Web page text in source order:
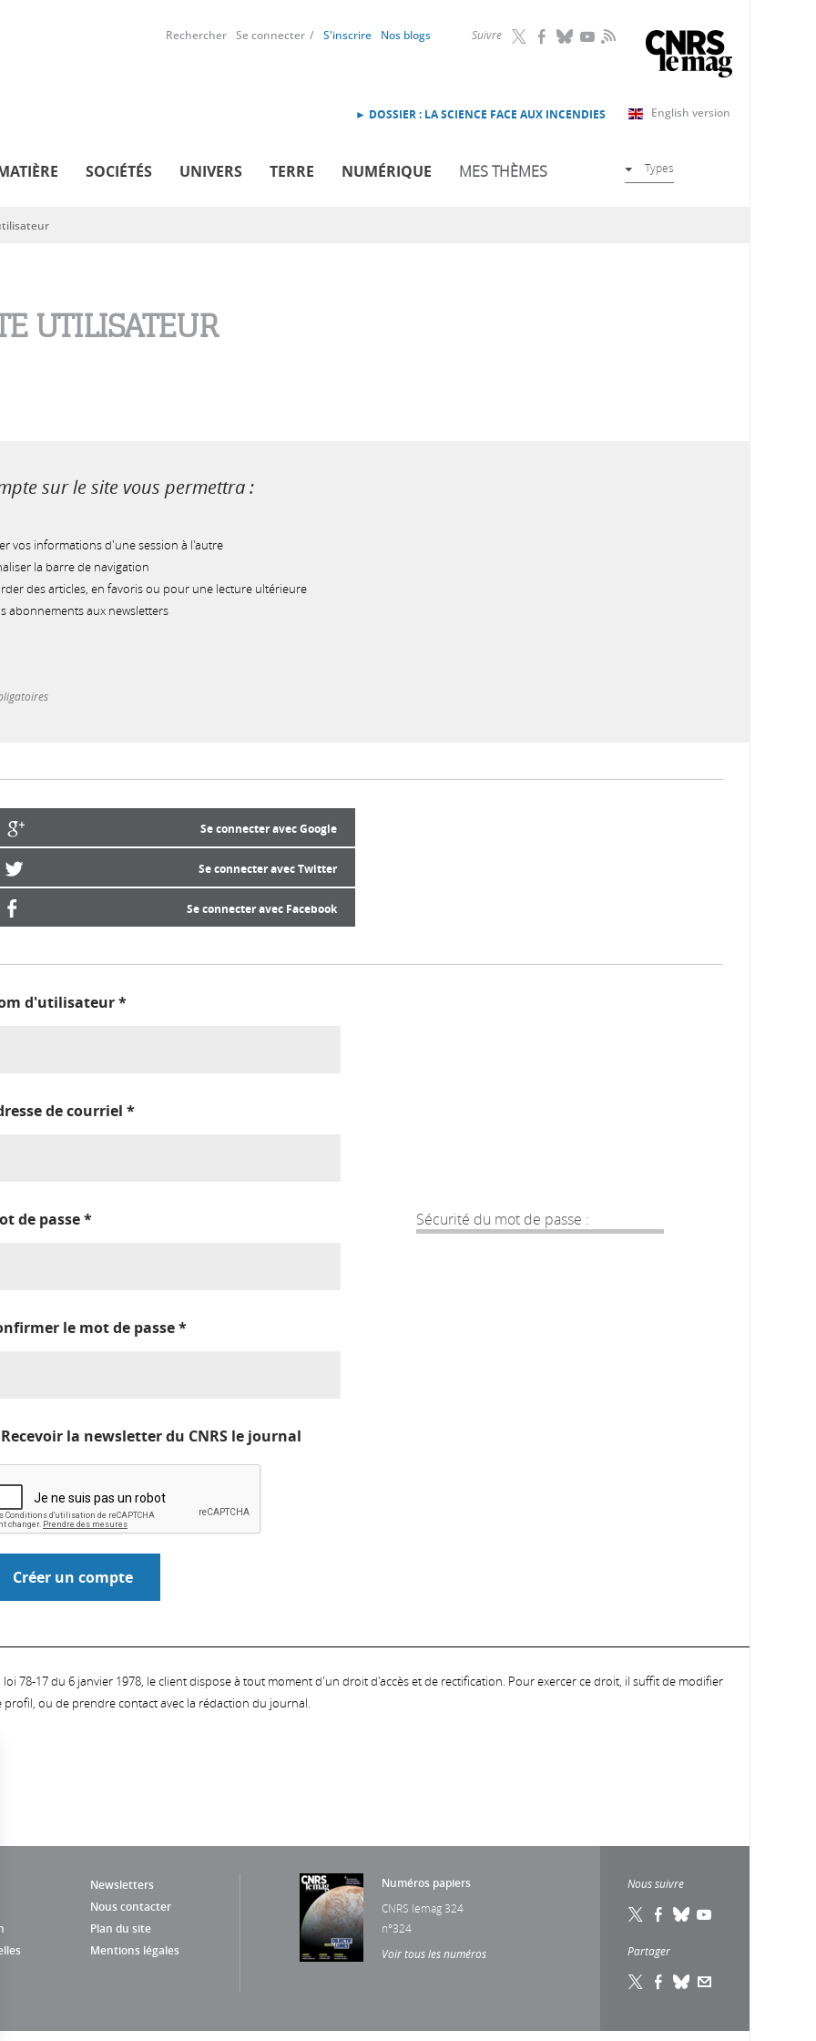
Suivre RSS
Rechercher Se connecter S'inscrire Nos blogs
English version
► DOSSIER : LA SCIENCE FACE AUX INCENDIES
SOCIÉTÉS UNIVERS TERRE NUMÉRIQUE MES THÈMES Types
UTILISATEUR
sur le site vous permettra :
vos informations d'une session à l'autre
la barre de navigation
des articles, en favoris ou pour une lecture ultérieure
abonnements aux newsletters
Se connecter avec Google
Se connecter avec Twitter
Se connecter avec Facebook
d'utilisateur*
de courriel *
Sécurité du mot de passe :
de passe*
le mot de passe*
Recevoir la newsletter du CNRS le journal
78-17 du 6 janvier 1978, le client dispose à tout moment d'un droit d'accès et de rectification. Pour exercer ce droit, il suffit de modifier
ou de prendre contact avec la rédaction du journal.
Newsletters
Nous contacter
Plan du site
Mentions légales
Numéros papiers
CNRS lemag 324
n°324
Voir tous les numéros
Nous suivre
Partager